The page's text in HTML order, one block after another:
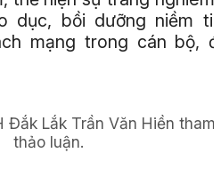
dục, bồi dưỡng niềm
mạng trong cán bộ,
Đắk Lắk Trần Văn Hiền tham
thảo luận.